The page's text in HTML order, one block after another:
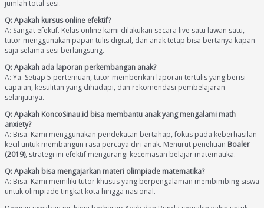
jumlah total sesi.
Q: Apakah kursus online efektif?
A: Sangat efektif. Kelas online kami dilakukan secara live satu lawan satu,
tutor menggunakan papan tulis digital, dan anak tetap bisa bertanya kapan
saja selama sesi berlangsung.
Q: Apakah ada laporan perkembangan anak?
A: Ya. Setiap 5 pertemuan, tutor memberikan laporan tertulis yang berisi
capaian, kesulitan yang dihadapi, dan rekomendasi pembelajaran
selanjutnya.
Q: Apakah KoncoSinau.id bisa membantu anak yang mengalami math
anxiety?
A: Bisa. Kami menggunakan pendekatan bertahap, fokus pada keberhasilan
kecil untuk membangun rasa percaya diri anak. Menurut penelitian Boaler
(2019), strategi ini efektif mengurangi kecemasan belajar matematika.
Q: Apakah bisa mengajarkan materi olimpiade matematika?
A: Bisa. Kami memiliki tutor khusus yang berpengalaman membimbing siswa
untuk olimpiade tingkat kota hingga nasional.